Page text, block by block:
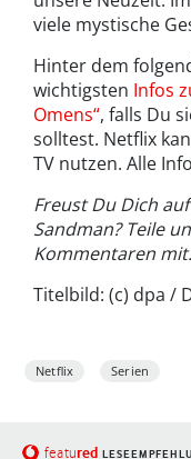
viele mystische
Hinter dem
wichtigsten Infos
Omens“, falls Du
solltest. Netflix
TV nutzen. Alle
Freust Du Dich
Sandman? Teile
Kommentaren mit.
Titelbild: (c) dpa /
Netflix Serien
featured